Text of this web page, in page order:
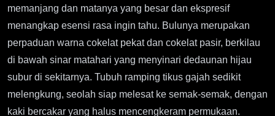
memanjang dan matanya yang besar dan ekspresif
menangkap esensi rasa ingin tahu. Bulunya merupakan
perpaduan warna cokelat pekat dan cokelat pasir, berkilau
di bawah sinar matahari yang menyinari dedaunan hijau
subur di sekitarnya. Tubuh ramping tikus gajah sedikit
melengkung, seolah siap melesat ke semak-semak, dengan
kaki bercakar yang halus mencengkeram permukaan.